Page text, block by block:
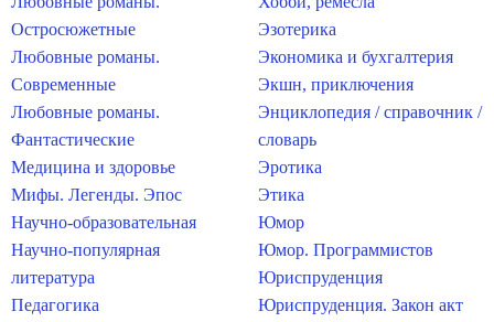
Остросюжетные
Любовные романы.
Современные
Любовные романы.
Фантастические
Медицина и здоровье
Мифы. Легенды. Эпос
Научно-образовательная
Научно-популярная
литература
Педагогика
Эзотерика
Экономика и бухгалтерия
Экшн, приключения
Энциклопедия / справочник /
словарь
Эротика
Этика
Юмор
Юмор. Программистов
Юриспруденция
Юриспруденция. Закон акт